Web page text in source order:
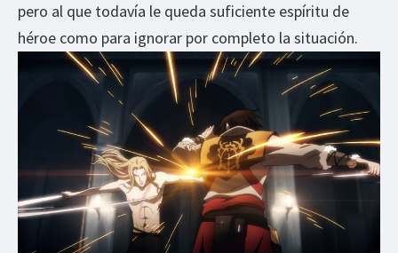
pero al que todavía le queda suficiente espíritu de
héroe como para ignorar por completo la situación.